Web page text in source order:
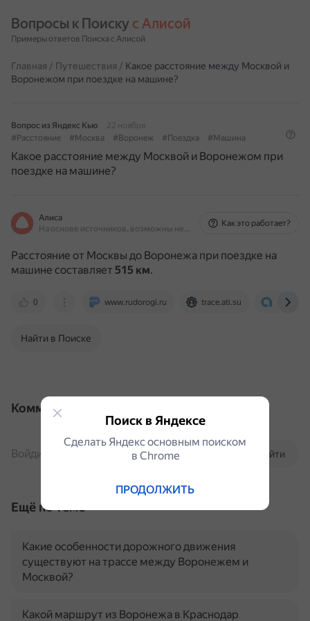
Вопросы к Поиску с Алисой
Примеры ответов Поиска с Алисой
Главная / Путешествия / Какое расстояние между Москвой и
Воронежом при поездке на машине?
Вопрос из Яндекс Кью
22 ноября
#Расстояние
#Москва #Воронеж #Поездка #Машина
Какое расстояние между Москвой и Воронежом при
поездке на машине?
Алиса
На основе источников, возможны неточности
Как это работает?
Расстояние от Москвы до Воронежа при поездке на
машине составляет 515 км.
0 www.rudorogi.ru trace.ati.su
Найти в Поиске
Комментарии
Войти
Войдите, чтобы комментировать
Ещё по теме
Какие особенности дорожного движения
существуют на трассе между Воронежем и
Москвой?
Какой маршрут из Воронежа в Краснодар
Поиск в Яндексе
Сделать Яндекс основным поиском
в Сhrome
ПРОДОЛЖИТЬ